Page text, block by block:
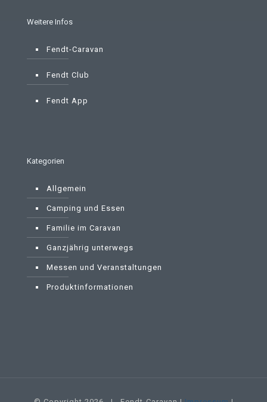
Weitere Infos
Fendt-Caravan
Fendt Club
Fendt App
Kategorien
Allgemein
Camping und Essen
Familie im Caravan
Ganzjährig unterwegs
Messen und Veranstaltungen
Produktinformationen